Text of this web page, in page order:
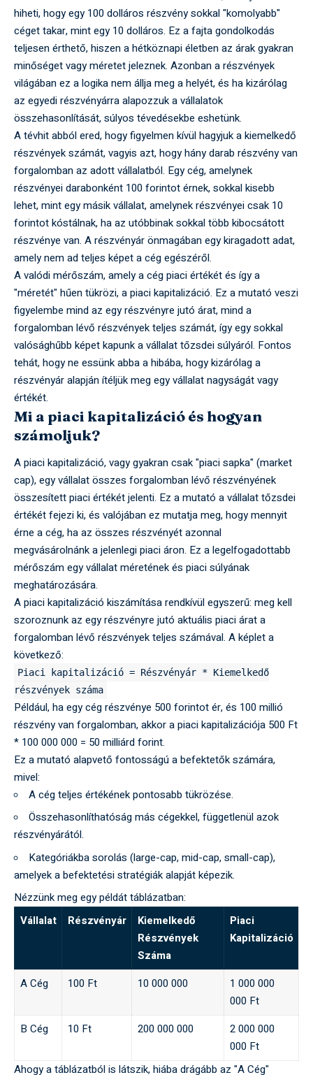
hiheti, hogy egy 100 dolláros részvény sokkal "komolyabb"
céget takar, mint egy 10 dolláros. Ez a fajta gondolkodás
teljesen érthető, hiszen a hétköznapi életben az árak gyakran
minőséget vagy méretet jeleznek. Azonban a részvények
világában ez a logika nem állja meg a helyét, és ha kizárólag
az egyedi részvényárra alapozzuk a vállalatok
összehasonlítását, súlyos tévedésekbe eshetünk.
A tévhit abból ered, hogy figyelmen kívül hagyjuk a kiemelkedő
részvények számát, vagyis azt, hogy hány darab részvény van
forgalomban az adott vállalatból. Egy cég, amelynek
részvényei darabonként 100 forintot érnek, sokkal kisebb
lehet, mint egy másik vállalat, amelynek részvényei csak 10
forintot kóstálnak, ha az utóbbinak sokkal több kibocsátott
részvénye van. A részvényár önmagában egy kiragadott adat,
amely nem ad teljes képet a cég egészéről.
A valódi mérőszám, amely a cég piaci értékét és így a
"méretét" hűen tükrözi, a piaci kapitalizáció. Ez a mutató veszi
figyelembe mind az egy részvényre jutó árat, mind a
forgalomban lévő részvények teljes számát, így egy sokkal
valósághűbb képet kapunk a vállalat tőzsdei súlyáról. Fontos
tehát, hogy ne essünk abba a hibába, hogy kizárólag a
részvényár alapján ítéljük meg egy vállalat nagyságát vagy
értékét.
Mi a piaci kapitalizáció és hogyan
számoljuk?
A piaci kapitalizáció, vagy gyakran csak "piaci sapka" (market
cap), egy vállalat összes forgalomban lévő részvényének
összesített piaci értékét jelenti. Ez a mutató a vállalat tőzsdei
értékét fejezi ki, és valójában ez mutatja meg, hogy mennyit
érne a cég, ha az összes részvényét azonnal
megvásárolnánk a jelenlegi piaci áron. Ez a legelfogadottabb
mérőszám egy vállalat méretének és piaci súlyának
meghatározására.
A piaci kapitalizáció kiszámítása rendkívül egyszerű: meg kell
szoroznunk az egy részvényre jutó aktuális piaci árat a
forgalomban lévő részvények teljes számával. A képlet a
következő:
Piaci kapitalizáció = Részvényár * Kiemelkedő
részvények száma
Például, ha egy cég részvénye 500 forintot ér, és 100 millió
részvény van forgalomban, akkor a piaci kapitalizációja 500 Ft
* 100 000 000 = 50 milliárd forint.
Ez a mutató alapvető fontosságú a befektetők számára,
mivel:
A cég teljes értékének pontosabb tükrözése.
Összehasonlíthatóság más cégekkel, függetlenül azok
részvényárától.
Kategóriákba sorolás (large-cap, mid-cap, small-cap),
amelyek a befektetési stratégiák alapját képezik.
Nézzünk meg egy példát táblázatban:
Vállalat
Részvényár
Kiemelkedő
Részvények
Száma
Piaci
Kapitalizáció
A Cég 100 Ft 10 000 000
1 000 000
000 Ft
B Cég
10 Ft 200 000 000
2 000 000
000 Ft
Ahogy a táblázatból is látszik, hiába drágább az "A Cég"